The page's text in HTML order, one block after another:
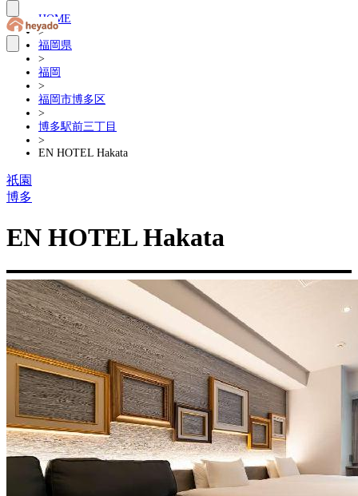
HOME
>
福岡県
>
福岡
>
福岡市博多区
>
博多駅前三丁目
>
EN HOTEL Hakata
祇園
博多
EN HOTEL Hakata